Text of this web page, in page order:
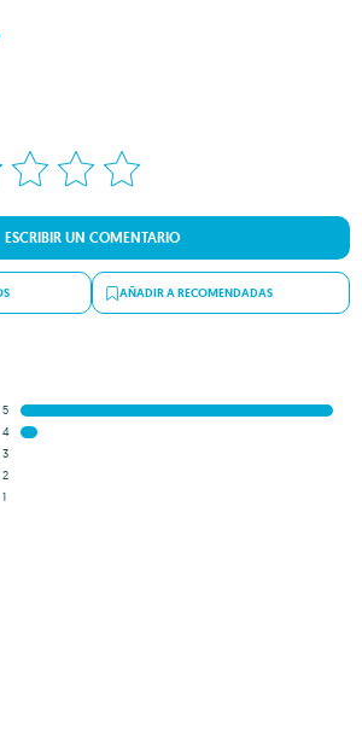
ESCRIBIR UN COMENTARIO
AÑADIR A RECOMENDADAS
5
4
3
2
1